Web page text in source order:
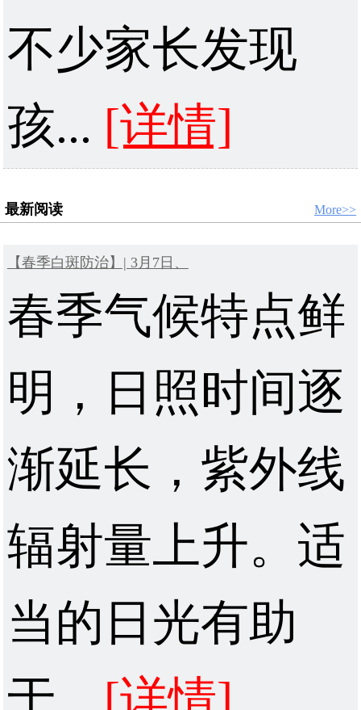
不少家长发现
孩... [详情]
最新阅读 More>>
【春季白斑防治】| 3月7日、
春季气候特点鲜
明，日照时间逐
渐延长，紫外线
辐射量上升。适
当的日光有助